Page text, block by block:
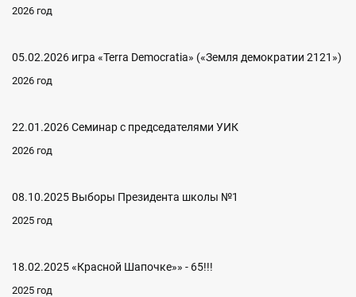
2026 год
05.02.2026 игра «Terra Democratia» («Земля демократии 2121»)
2026 год
22.01.2026 Семинар с председателями УИК
2026 год
08.10.2025 Выборы Президента школы №1
2025 год
18.02.2025 «Красной Шапочке»» - 65!!!
2025 год